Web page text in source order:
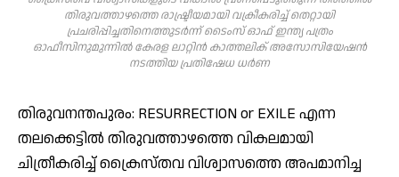
തിരുവത്താഴത്തെ രാഷ്ട്രീയമായി വക്രീകരിച്ച് തെറ്റായി
പ്രചരിപ്പിച്ചതിനെത്തുടര്‍ന്ന് ടൈംസ് ഓഫ് ഇന്ത്യ പത്രം
ഓഫീസിനുമുന്നില്‍ കേരള ലാറ്റിന്‍ കാത്തലിക് അസോസിയേഷന്‍
നടത്തിയ പ്രതിഷേധ ധര്‍ണ
തിരുവനന്തപുരം: RESURRECTION or EXILE എന്ന
തലക്കെട്ടില്‍ തിരുവത്താഴത്തെ വികലമായി
ചിത്രീകരിച്ച് ക്രൈസ്തവ വിശ്വാസത്തെ അപമാനിച്ച